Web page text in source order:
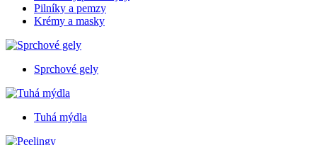
Pilníky a pemzy
Krémy a masky
Sprchové gely
Tuhá mýdla